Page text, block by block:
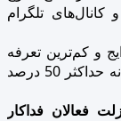
کانال‌های تلگرام
و کم‌ترین تعرفه
بازار فراهم است و سقف افزایش تعرفه سالیانه حداکثر 50 درصد
فعالان فداکار